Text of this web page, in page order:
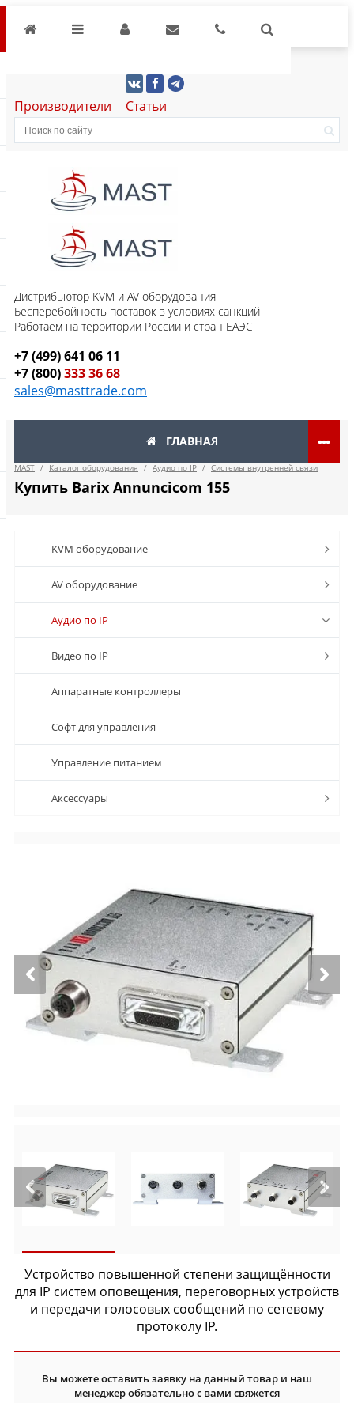
Производители Статьи
Дистрибьютор KVM и AV оборудования
Бесперебойность поставок в условиях санкций
Работаем на территории России и стран ЕАЭС
+7 (499) 641 06 11
+7 (800)333 36 68
sales@masttrade.com
ГЛАВНАЯ
MAST / Каталог оборудования / Аудио по IP / Системы внутренней связи
Купить Barix Annuncicom 155
KVM оборудование
AV оборудование
Аудио по IP
Видео по IP
Аппаратные контроллеры
Софт для управления
Управление питанием
Аксессуары
Устройство повышенной степени защищённости
для IP систем оповещения, переговорных устройств
и передачи голосовых сообщений по сетевому
протоколу IP.
Вы можете оставить заявку на данный товар и наш
менеджер обязательно с вами свяжется